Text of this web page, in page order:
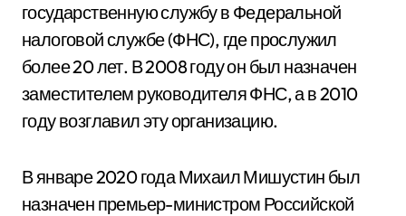
государственную службу в Федеральной
налоговой службе (ФНС), где прослужил
более 20 лет. В 2008 году он был назначен
заместителем руководителя ФНС, а в 2010
году возглавил эту организацию.
В январе 2020 года Михаил Мишустин был
назначен премьер-министром Российской